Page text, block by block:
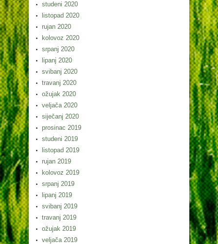
studeni 2020
listopad 2020
rujan 2020
kolovoz 2020
srpanj 2020
lipanj 2020
svibanj 2020
travanj 2020
ožujak 2020
veljača 2020
siječanj 2020
prosinac 2019
studeni 2019
listopad 2019
rujan 2019
kolovoz 2019
srpanj 2019
lipanj 2019
svibanj 2019
travanj 2019
ožujak 2019
veljača 2019